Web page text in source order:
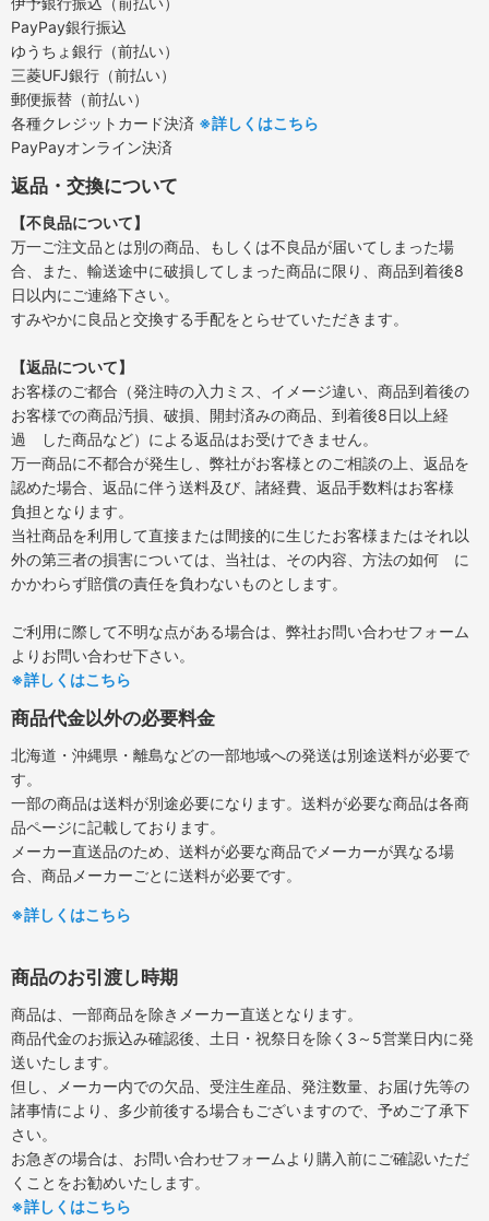
PayPay銀行振込
ゆうちょ銀行（前払い）
三菱UFJ銀行（前払い）
郵便振替（前払い）
各種クレジットカード決済 ※詳しくはこちら
PayPayオンライン決済
返品・交換について
【不良品について】
万一ご注文品とは別の商品、もしくは不良品が届いてしまった場
合、また、輸送途中に破損してしまった商品に限り、商品到着後8
日以内にご連絡下さい。
すみやかに良品と交換する手配をとらせていただきます。
【返品について】
お客様のご都合（発注時の入力ミス、イメージ違い、商品到着後の
お客様での商品汚損、破損、開封済みの商品、到着後8日以上経
過 した商品など）による返品はお受けできません。
万一商品に不都合が発生し、弊社がお客様とのご相談の上、返品を
認めた場合、返品に伴う送料及び、諸経費、返品手数料はお客様
負担となります。
当社商品を利用して直接または間接的に生じたお客様またはそれ以
外の第三者の損害については、当社は、その内容、方法の如何 に
かかわらず賠償の責任を負わないものとします。
ご利用に際して不明な点がある場合は、弊社お問い合わせフォーム
よりお問い合わせ下さい。
※詳しくはこちら
商品代金以外の必要料金
北海道・沖縄県・離島などの一部地域への発送は別途送料が必要で
す。
一部の商品は送料が別途必要になります。送料が必要な商品は各商
品ページに記載しております。
メーカー直送品のため、送料が必要な商品でメーカーが異なる場
合、商品メーカーごとに送料が必要です。
※詳しくはこちら
商品のお引渡し時期
商品は、一部商品を除きメーカー直送となります。
商品代金のお振込み確認後、土日・祝祭日を除く3～5営業日内に発
送いたします。
但し、メーカー内での欠品、受注生産品、発注数量、お届け先等の
諸事情により、多少前後する場合もございますので、予めご了承下
さい。
お急ぎの場合は、お問い合わせフォームより購入前にご確認いただ
くことをお勧めいたします。
※詳しくはこちら